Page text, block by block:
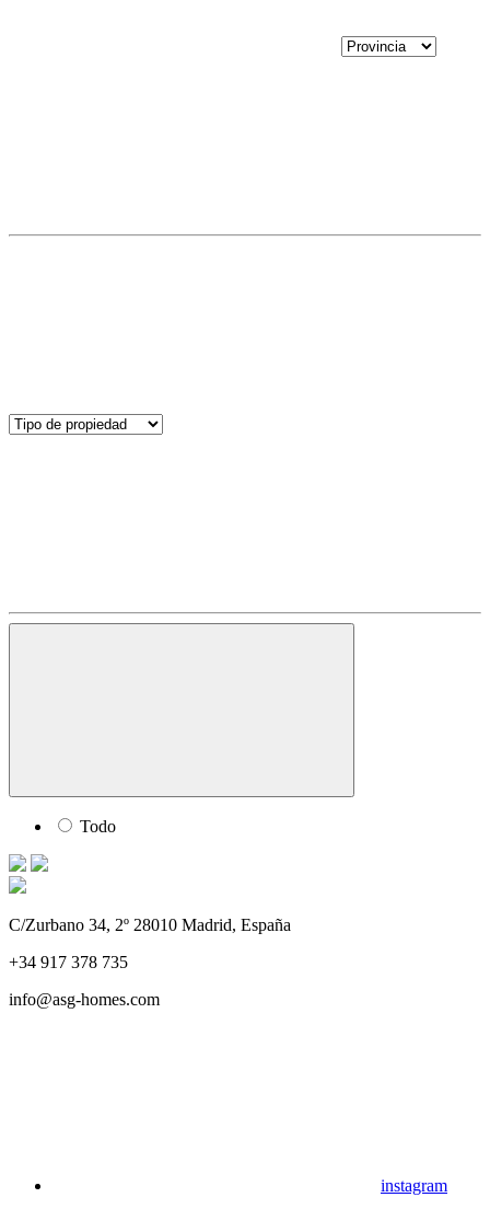
Todo
C/Zurbano 34, 2º 28010 Madrid, España
+34 917 378 735
info@asg-homes.com
instagram